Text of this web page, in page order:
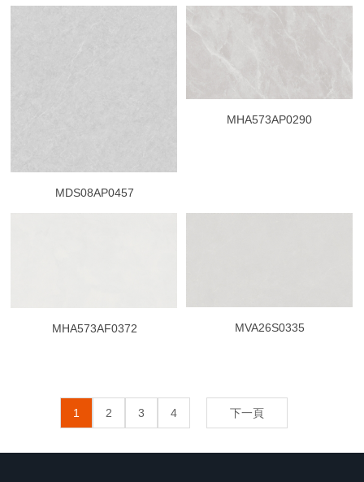
MDS08AP0457
MHA573AP0290
MHA573AF0372 MVA26S0335
1 2 3 4 下一頁